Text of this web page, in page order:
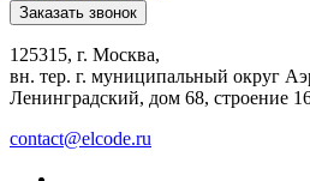
Заказать звонок
125315, г. Москва,
вн. тер. г. муниципальный округ
Ленинградский, дом 68, строение
contact@elcode.ru